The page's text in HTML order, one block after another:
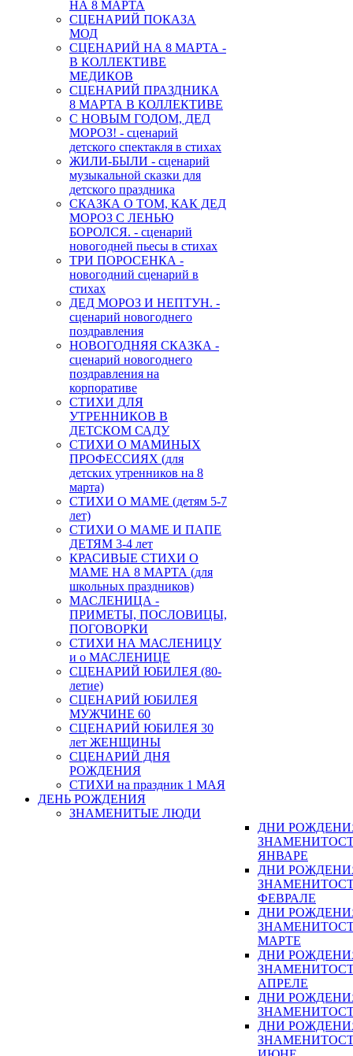
НА 8 МАРТА
СЦЕНАРИЙ ПОКАЗА
МОД
СЦЕНАРИЙ НА 8 МАРТА -
В КОЛЛЕКТИВЕ
МЕДИКОВ
СЦЕНАРИЙ ПРАЗДНИКА
8 МАРТА В КОЛЛЕКТИВЕ
С НОВЫМ ГОДОМ, ДЕД
МОРОЗ! - сценарий
детского спектакля в стихах
ЖИЛИ-БЫЛИ - сценарий
музыкальной сказки для
детского праздника
СКАЗКА О ТОМ, КАК ДЕД
МОРОЗ С ЛЕНЬЮ
БОРОЛСЯ. - сценарий
новогодней пьесы в стихах
ТРИ ПОРОСЕНКА -
новогодний сценарий в
стихах
ДЕД МОРОЗ И НЕПТУН. -
сценарий новогоднего
поздравления
НОВОГОДНЯЯ СКАЗКА -
сценарий новогоднего
поздравления на
корпоративе
СТИХИ ДЛЯ
УТРЕННИКОВ В
ДЕТСКОМ САДУ
СТИХИ О МАМИНЫХ
ПРОФЕССИЯХ (для
детских утренников на 8
марта)
СТИХИ О МАМЕ (детям 5-7
лет)
СТИХИ О МАМЕ И ПАПЕ
ДЕТЯМ 3-4 лет
КРАСИВЫЕ СТИХИ О
МАМЕ НА 8 МАРТА (для
школьных праздников)
МАСЛЕНИЦА -
ПРИМЕТЫ, ПОСЛОВИЦЫ,
ПОГОВОРКИ
СТИХИ НА МАСЛЕНИЦУ
и о МАСЛЕНИЦЕ
СЦЕНАРИЙ ЮБИЛЕЯ (80-
летие)
СЦЕНАРИЙ ЮБИЛЕЯ
МУЖЧИНЕ 60
СЦЕНАРИЙ ЮБИЛЕЯ 30
лет ЖЕНЩИНЫ
СЦЕНАРИЙ ДНЯ
РОЖДЕНИЯ
СТИХИ на праздник 1 МАЯ
ДЕНЬ РОЖДЕНИЯ
ЗНАМЕНИТЫЕ ЛЮДИ
ДНИ
ЯНВАРЕ
ДНИ
ФЕВРАЛЕ
ДНИ
МАРТЕ
ДНИ
АПРЕЛЕ
ДНИ
ДНИ